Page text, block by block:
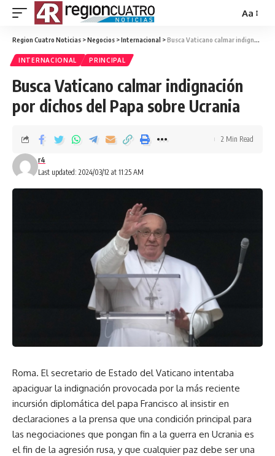
Aa
Region Cuatro Noticias >Negocios >Internacional >Busca Vaticano calmar indignación por dichos del Papa sobre Ucrania
INTERNACIONAL PRINCIPAL
Busca Vaticano calmar indignación
por dichos del Papa sobre Ucrania
Last updated: 2024/03/12 at 11:25 AM
r4
2 Min Read
Roma. El secretario de Estado del Vaticano intentaba
apaciguar la indignación provocada por la más reciente
incursión diplomática del papa Francisco al insistir en
declaraciones a la prensa que una condición principal para
las negociaciones que pongan fin a la guerra en Ucrania es
el fin de la agresión rusa, y que cualquier paz debe ser una